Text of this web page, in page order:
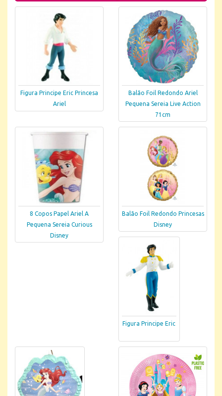
Figura Principe Eric Princesa
Ariel
Balão Foil Redondo Ariel
Pequena Sereia Live Action
71cm
8 Copos Papel Ariel A
Pequena Sereia Curious
Disney
Balão Foil Redondo Princesas
Disney
Figura Principe Eric